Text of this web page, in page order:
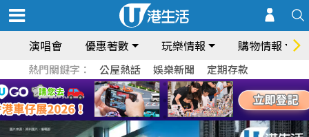
演唱會 優惠著數 玩樂情報 購物情報
熱門關鍵字： 公屋熱話 娛樂新聞 定期存款